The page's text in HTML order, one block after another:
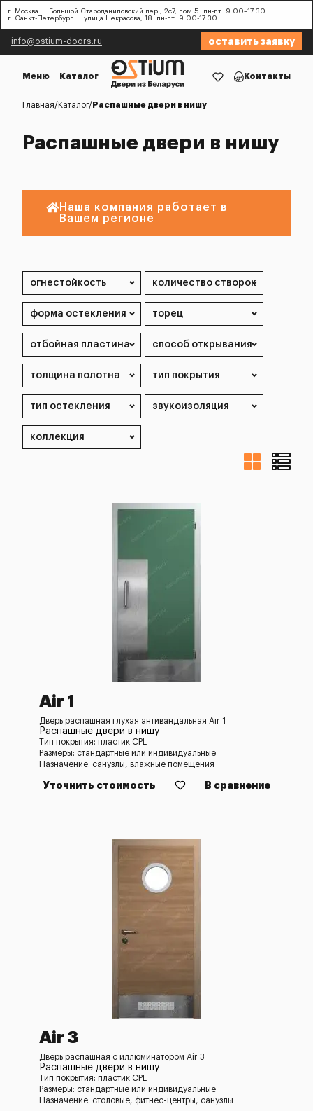
г. Москва
Большой Староданиловский пер., 2с7, пом.5. пн-пт: 9:00–17:30
г. Санкт-Петербург
улица Некрасова, 18. пн-пт: 9:00-17:30
info@ostium-doors.ru оставить заявку
Меню Каталог Контакты
Главная Каталог Распашные двери в нишу
Распашные двери в нишу
Наша компания работает в
Вашем регионе
Air 1
Дверь распашная глухая антивандальная Air 1
Распашные двери в нишу
Тип покрытия: пластик CPL
Размеры: стандартные или индивидуальные
Назначение: санузлы, влажные помещения
Уточнить стоимость В сравнение
Air 3
Дверь распашная с иллюминатором Air 3
Распашные двери в нишу
Тип покрытия: пластик CPL
Размеры: стандартные или индивидуальные
Назначение: столовые, фитнес-центры, санузлы